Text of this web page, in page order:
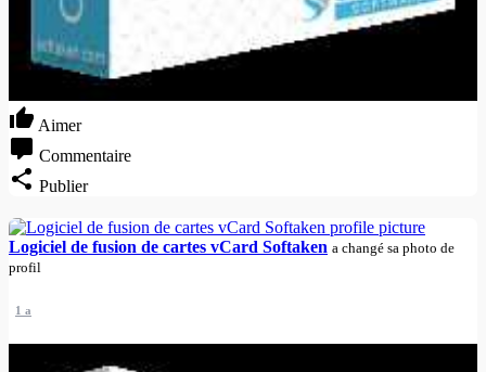
Aimer
Commentaire
Publier
Logiciel de fusion de cartes vCard Softaken a changé sa photo de
profil
1 a